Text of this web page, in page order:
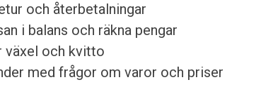
och återbetalningar
i balans och räkna pengar
växel och kvitto
med frågor om varor och priser